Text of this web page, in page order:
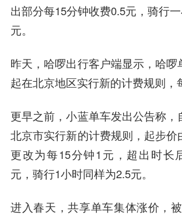
出部分每15分钟收费0.5元，骑行
元。
昨天，哈啰出行客户端显示，哈啰
起在北京地区实行新的计费规则，
更早之前，小蓝单车发出公告称，
北京市实行新的计费规则，起步价
更改为每15分钟1元，超出时长
元，骑行1小时同样为2.5元。
进入春天，共享单车集体涨价，